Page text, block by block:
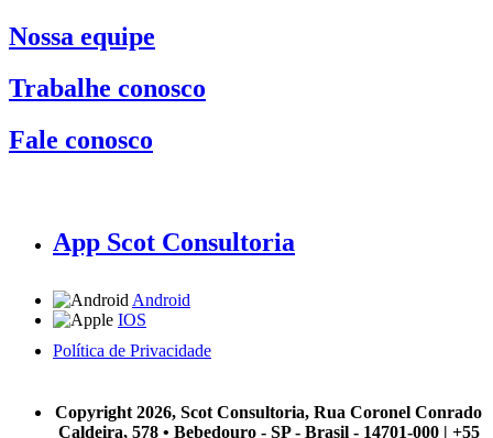
Nossa equipe
Trabalhe conosco
Fale conosco
App Scot Consultoria
Android
IOS
Política de Privacidade
Copyright 2026, Scot Consultoria, Rua Coronel Conrado
Caldeira, 578 • Bebedouro - SP - Brasil - 14701-000 | +55